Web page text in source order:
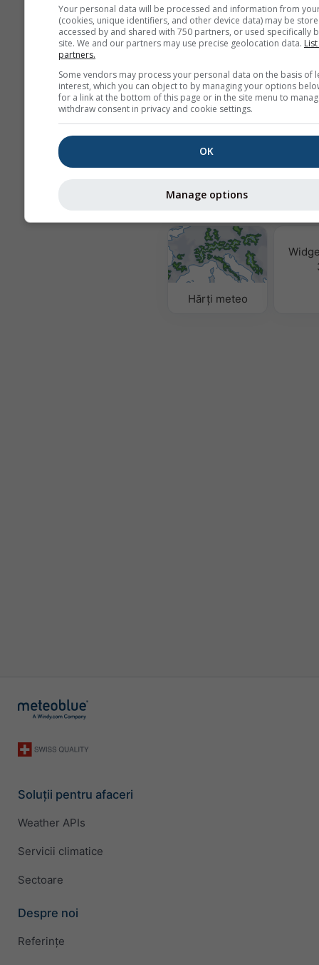
Prin utilizarea serviciilor
de acord cu
termenii și condițiile
Adresa dvs. de email va putea fi
Mai multe date meteo
MultiModel
&
Hărți meteo
Soluții pentru afaceri
Weather APIs
Servicii climatice
Sectoare
Despre noi
Referințe
Your personal data will be processed and information from
(cookies, unique identifiers, and other device data) may be
accessed by and shared with 750 partners, or used specifically
site. We and our partners may use precise geolocation data.
partners.
Some vendors may process your personal data on the basis of
interest, which you can object to by managing your options
for a link at the bottom of this page or in the site menu to
withdraw consent in privacy and cookie settings.
OK
Manage options